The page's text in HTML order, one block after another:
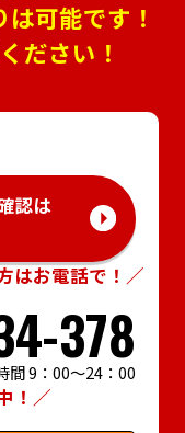
可能です！
ださい！
認は
はお電話で！／
378
間 9：00～24：00
！／